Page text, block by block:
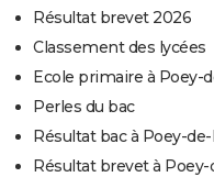
Résultat brevet 2026
Classement des lycées
Ecole primaire à Poey-
Perles du bac
Résultat bac à Poey-
Résultat brevet à Poey-